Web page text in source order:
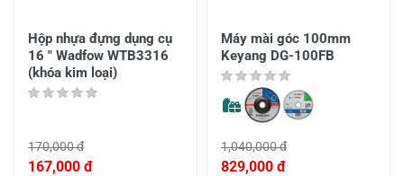
Hộp nhựa đựng dụng cụ
16 " Wadfow WTB3316
(khóa kim loại)
170,000 đ
167,000 đ
Máy mài góc 100mm
Keyang DG-100FB
1,040,000 đ
829,000 đ